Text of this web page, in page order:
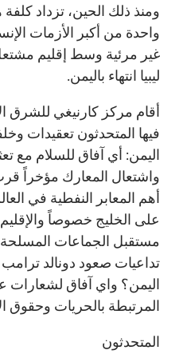
ومنذ ذلك الحين، تزداد
واحدة من أكبر الأزمات
غير مرئية وسط إقليم
ليبيا انتهاء باليمن.
أقام مركز كارنيغي للشرق
فيها المتحدثون تعقيدات
اليمن: أي آفاق للسلام مع
واشتعال المعارك مؤخراً
أهم المعابر النفطية في
على الخليج خصوصاً
مستقبل الجماعات المسلحة
تداعيات صعود دونالد
المرتبطة بالحريات وحقوق
المتحدثون